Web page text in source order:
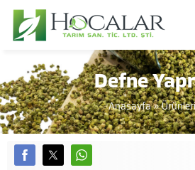
Defne
Anasayfa»